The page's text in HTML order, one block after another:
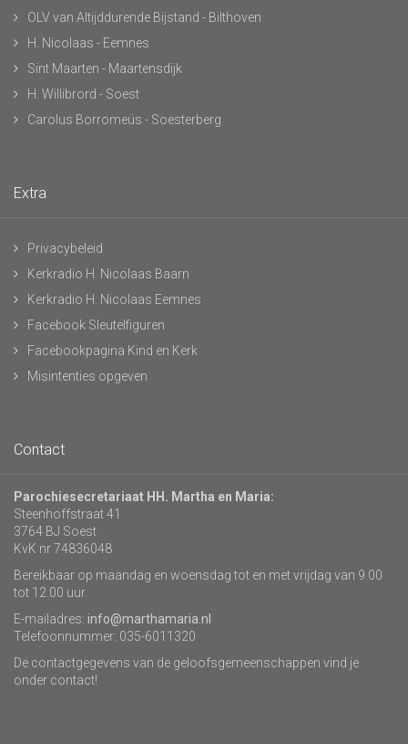
OLV van Altijddurende Bijstand - Bilthoven
H. Nicolaas - Eemnes
Sint Maarten - Maartensdijk
H. Willibrord - Soest
Carolus Borromeüs - Soesterberg
Extra
Privacybeleid
Kerkradio H. Nicolaas Baarn
Kerkradio H. Nicolaas Eemnes
Facebook Sleutelfiguren
Facebookpagina Kind en Kerk
Misintenties opgeven
Contact
Parochiesecretariaat HH. Martha en Maria:
Steenhoffstraat 41
3764 BJ Soest
KvK nr 74836048
Bereikbaar op maandag en woensdag tot en met vrijdag van 9.00
tot 12.00 uur.
E-mailadres: info@marthamaria.nl
Telefoonnummer: 035-6011320
De contactgegevens van de geloofsgemeenschappen vind je
onder contact!